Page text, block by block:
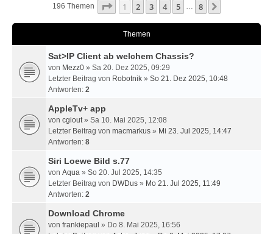
196 Themen Seite 1Von
1 2 3 4 5 … 8
Themen
Sat>IP Client ab welchem Chassis?
von Mezz0 » Sa 20. Dez 2025, 09:29
Letzter Beitrag von Robotnik » So 21. Dez 2025, 10:48
Antworten: 2
AppleTv+ app
von cgiout» Sa 10. Mai 2025, 12:08
Letzter Beitrag von macmarkus » Mi 23. Jul 2025, 14:47
Antworten: 8
Siri Loewe Bild s.77
von Aqua » So 20. Jul 2025, 14:35
Letzter Beitrag von DWDus » Mo 21. Jul 2025, 11:49
Antworten: 2
Download Chrome
von frankiepaul » Do 8. Mai 2025, 16:56